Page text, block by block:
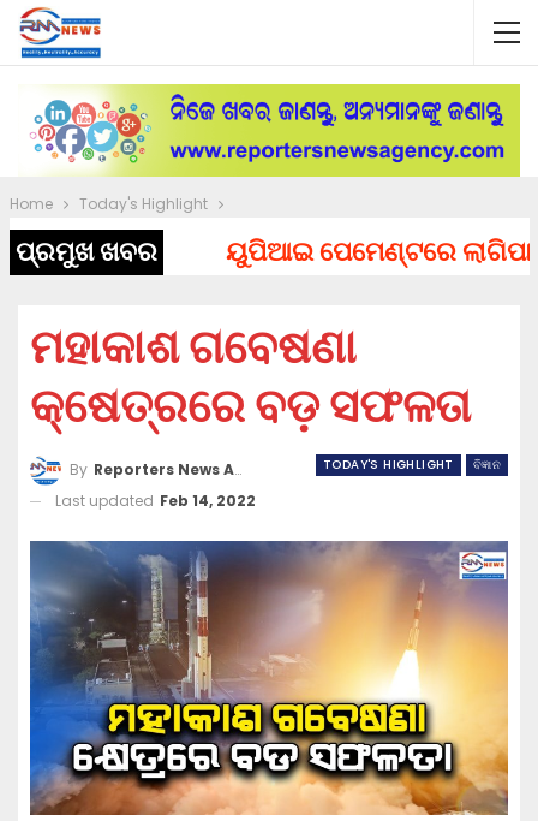
Home Today's Highlight
ପ୍ରମୁଖ ଖବର ୟୁପିଆଇ ପେମେଣ୍ଟରେ ଲାଗିପାରେ
ମହାକାଶ ଗବେଷଣା
କ୍ଷେତ୍ରରେ ବଡ଼ ସଫଳତା
TODAY'S HIGHLIGHT ବିଜ୍ଞାନ
By Reporters News Agency
Last updated Feb 14, 2022